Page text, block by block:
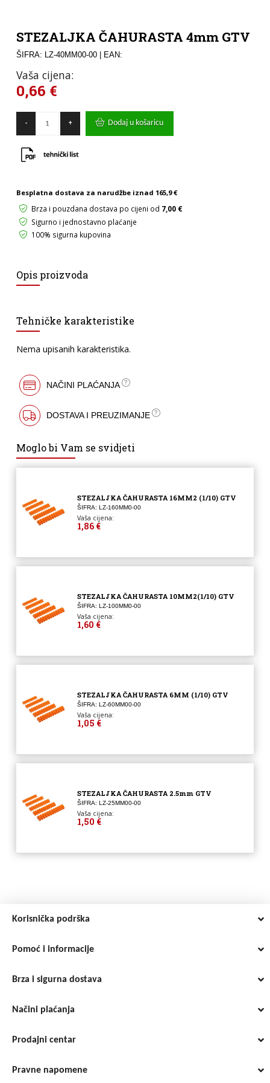
STEZALJKA ČAHURASTA 4mm GTV
ŠIFRA: LZ-40MM00-00| EAN:
Vaša cijena:
0,66 €
-
ČAHURASTA
4mm
količina
+ Dodaj u košaricu
Besplatna dostava za narudžbe iznad 165,9 €
Brza i pouzdana dostava po cijeni od 7,00 €
Sigurno i jednostavno plaćanje
100% sigurna kupovina
Opis proizvoda
Tehničke karakteristike
Nema upisanih karakteristika.
NAČINI PLAĆANJA
DOSTAVA I PREUZIMANJE
Moglo bi Vam se svidjeti
STEZALJKA ČAHURASTA 16MM2 (1/10) GTV
ŠIFRA: LZ-160MM0-00
Vaša cijena:
1,86 €
STEZALJKA ČAHURASTA 10MM2(1/10) GTV
ŠIFRA: LZ-100MM0-00
Vaša cijena:
1,60 €
STEZALJKA ČAHURASTA 6MM (1/10) GTV
ŠIFRA: LZ-60MM00-00
Vaša cijena:
1,05 €
STEZALJKA ČAHURASTA 2.5mm GTV
ŠIFRA: LZ-25MM00-00
Vaša cijena:
1,50 €
Korisnička podrška
Pomoć i informacije
Brza i sigurna dostava
Načini plaćanja
Prodajni centar
Pravne napomene